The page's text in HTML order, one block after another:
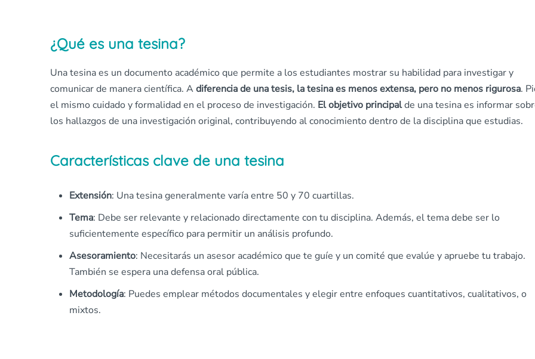
¿Qué es una tesina?
Una tesina es un documento académico que permite a los estudiantes mostrar su habilidad para investigar y
comunicar de manera científica. Adiferencia de una tesis, la tesina es menos extensa, pero no menos rigurosa.
el mismo cuidado y formalidad en el proceso de investigación. El objetivo principalde una tesina es informar
los hallazgos de una investigación original, contribuyendo al conocimiento dentro de la disciplina que estudias.
Características clave de una tesina
Extensión: Una tesina generalmente varía entre 50 y 70 cuartillas.
Tema: Debe ser relevante y relacionado directamente con tu disciplina. Además, el tema debe ser lo
suficientemente específico para permitir un análisis profundo.
Asesoramiento: Necesitarás un asesor académico que te guíe y un comité que evalúe y apruebe tu trabajo.
También se espera una defensa oral pública.
Metodología: Puedes emplear métodos documentales y elegir entre enfoques cuantitativos, cualitativos, o
mixtos.